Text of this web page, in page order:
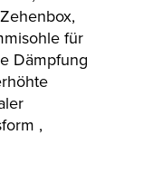
für
Dämpfung
,